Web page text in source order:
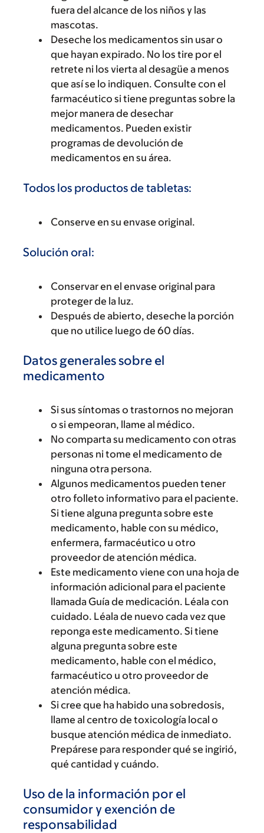
fuera del alcance de los niños y las
mascotas.
Deseche los medicamentos sin usar o
que hayan expirado. No los tire por el
retrete ni los vierta al desagüe a menos
que así se lo indiquen. Consulte con el
farmacéutico si tiene preguntas sobre la
mejor manera de desechar
medicamentos. Pueden existir
programas de devolución de
medicamentos en su área.
Todos los productos de tabletas:
Conserve en su envase original.
Solución oral:
Conservar en el envase original para
proteger de la luz.
Después de abierto, deseche la porción
que no utilice luego de 60 días.
Datos generales sobre el
medicamento
Si sus síntomas o trastornos no mejoran
o si empeoran, llame al médico.
No comparta su medicamento con otras
personas ni tome el medicamento de
ninguna otra persona.
Algunos medicamentos pueden tener
otro folleto informativo para el paciente.
Si tiene alguna pregunta sobre este
medicamento, hable con su médico,
enfermera, farmacéutico u otro
proveedor de atención médica.
Este medicamento viene con una hoja de
información adicional para el paciente
llamada Guía de medicación. Léala con
cuidado. Léala de nuevo cada vez que
reponga este medicamento. Si tiene
alguna pregunta sobre este
medicamento, hable con el médico,
farmacéutico u otro proveedor de
atención médica.
Si cree que ha habido una sobredosis,
llame al centro de toxicología local o
busque atención médica de inmediato.
Prepárese para responder qué se ingirió,
qué cantidad y cuándo.
Uso de la información por el
consumidor y exención de
responsabilidad